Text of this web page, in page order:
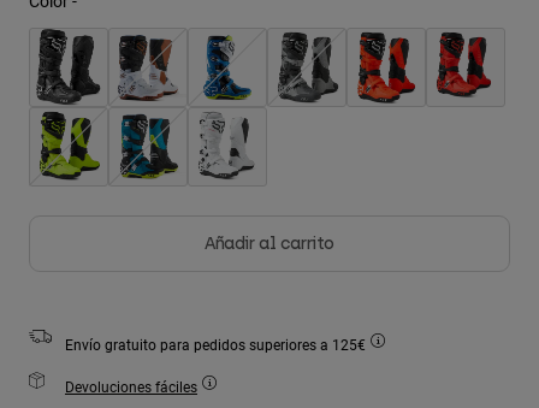
Ver Todo
Bolsas y Mochilas
Gorras y Gorros
Ver todo
Añadir al carrito
Envío gratuito para pedidos superiores a 125€
Devoluciones fáciles